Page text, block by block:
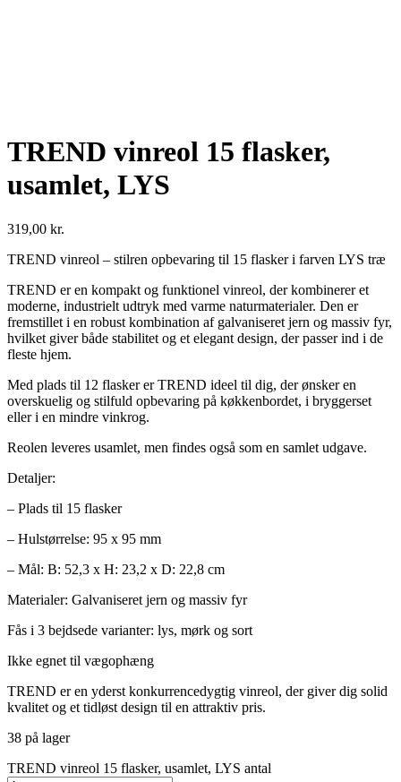
TREND vinreol 15 flasker,
usamlet, LYS
319,00 kr.
TREND vinreol – stilren opbevaring til 15 flasker i farven LYS træ
TREND er en kompakt og funktionel vinreol, der kombinerer et
moderne, industrielt udtryk med varme naturmaterialer. Den er
fremstillet i en robust kombination af galvaniseret jern og massiv fyr,
hvilket giver både stabilitet og et elegant design, der passer ind i de
fleste hjem.
Med plads til 12 flasker er TREND ideel til dig, der ønsker en
overskuelig og stilfuld opbevaring på køkkenbordet, i bryggerset
eller i en mindre vinkrog.
Reolen leveres usamlet, men findes også som en samlet udgave.
Detaljer:
– Plads til 15 flasker
– Hulstørrelse: 95 x 95 mm
– Mål: B: 52,3 x H: 23,2 x D: 22,8 cm
Materialer: Galvaniseret jern og massiv fyr
Fås i 3 bejdsede varianter: lys, mørk og sort
Ikke egnet til vægophæng
TREND er en yderst konkurrencedygtig vinreol, der giver dig solid
kvalitet og et tidløst design til en attraktiv pris.
38 på lager
TREND vinreol 15 flasker, usamlet, LYS antal